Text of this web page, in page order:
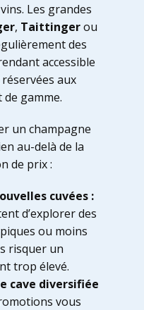
Les grandes
, Taittingerou
des
accessible
aux
gamme.
un champagne
au-delà de la
de prix :
cuvées :
d’explorer des
ou moins
risquer un
trop élevé.
cave diversifiée
vous